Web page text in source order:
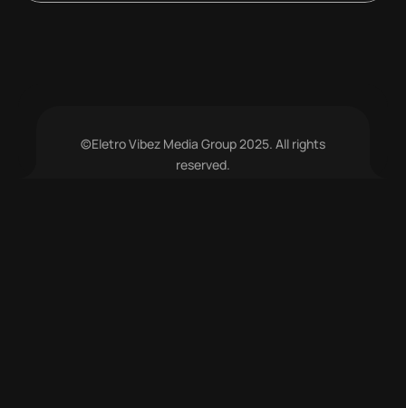
©Eletro Vibez Media Group 2025. All rights
reserved.